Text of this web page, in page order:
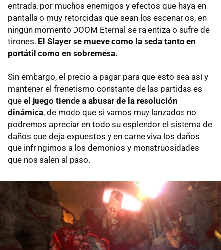
entrada, por muchos enemigos y efectos que haya en
pantalla o muy retorcidas que sean los escenarios, en
ningún momento DOOM Eternal se ralentiza o sufre de
tirones. El Slayer se mueve como la seda tanto en
portátil como en sobremesa.
Sin embargo, el precio a pagar para que esto sea así y
mantener el frenetismo constante de las partidas es
que el juego tiende a abusar de la resolución
dinámica, de modo que si vamos muy lanzados no
podremos apreciar en todo su esplendor el sistema de
daños que deja expuestos y en carne viva los daños
que infringimos a los demonios y monstruosidades
que nos salen al paso.